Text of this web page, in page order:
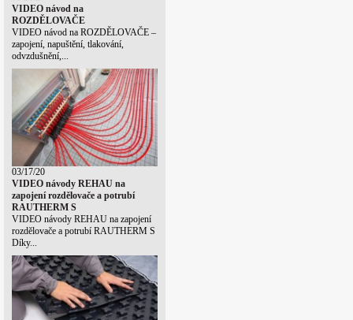
VIDEO návod na
ROZDĚLOVAČE
VIDEO návod na ROZDĚLOVAČE –
zapojení, napuštění, tlakování,
odvzdušnění,...
03/17/20
VIDEO návody REHAU na
zapojení rozdělovače a potrubí
RAUTHERM S
VIDEO návody REHAU na zapojení
rozdělovače a potrubí RAUTHERM S
Díky...